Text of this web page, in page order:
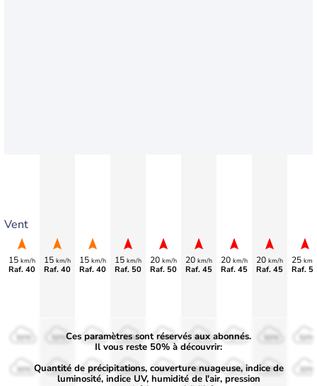
Vent
15 km/h
Raf. 40
15 km/h
Raf. 40
15 km/h
Raf. 40
15 km/h
Raf. 50
20 km/h
Raf. 50
20 km/h
Raf. 45
20 km/h
Raf. 45
20 km/h
Raf. 45
25 km/
Raf.
50%
30%
50%
30%
50%
30%
50%
30%
50%
30%
50%
30%
50%
30% 30% 30%
Ces paramètres sont réservés aux abonnés.
Il vous reste 50% à découvrir:
Quantité de précipitations, couverture nuageuse, indice de
luminosité, indice UV, humidité de l'air, pression